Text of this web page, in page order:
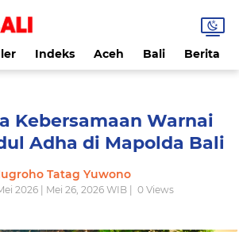
Indeks Aceh Bali Berita
Kebersamaan Warnai
Adha di Mapolda Bali
Tatag Yuwono
2026 | Mei 26, 2026 WIB | 0 Views